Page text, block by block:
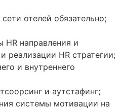
отелей обязательно;
направления и
реализации HR стратегии;
и внутреннего
и аутстафинг;
системы мотивации на